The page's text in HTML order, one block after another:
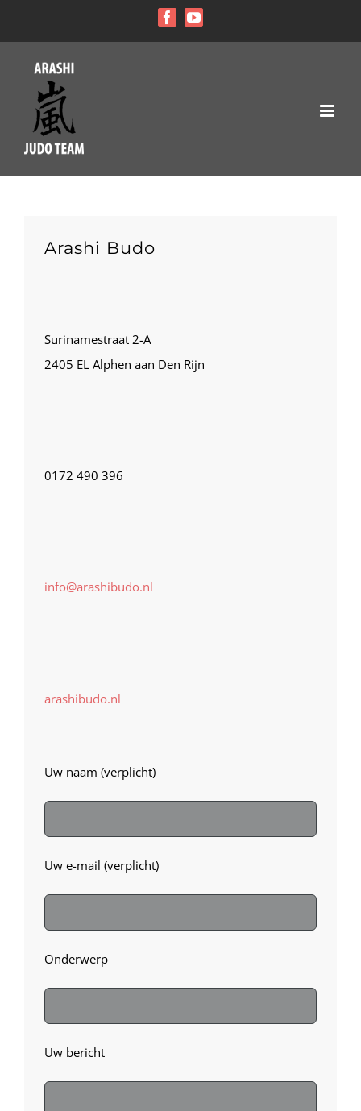
inhoud
FacebookYouTube
Arashi Budo
Surinamestraat 2-A
2405 EL Alphen aan Den Rijn
0172 490 396
info@arashibudo.nl
arashibudo.nl
Uw naam (verplicht)
Uw e-mail (verplicht)
Onderwerp
Uw bericht